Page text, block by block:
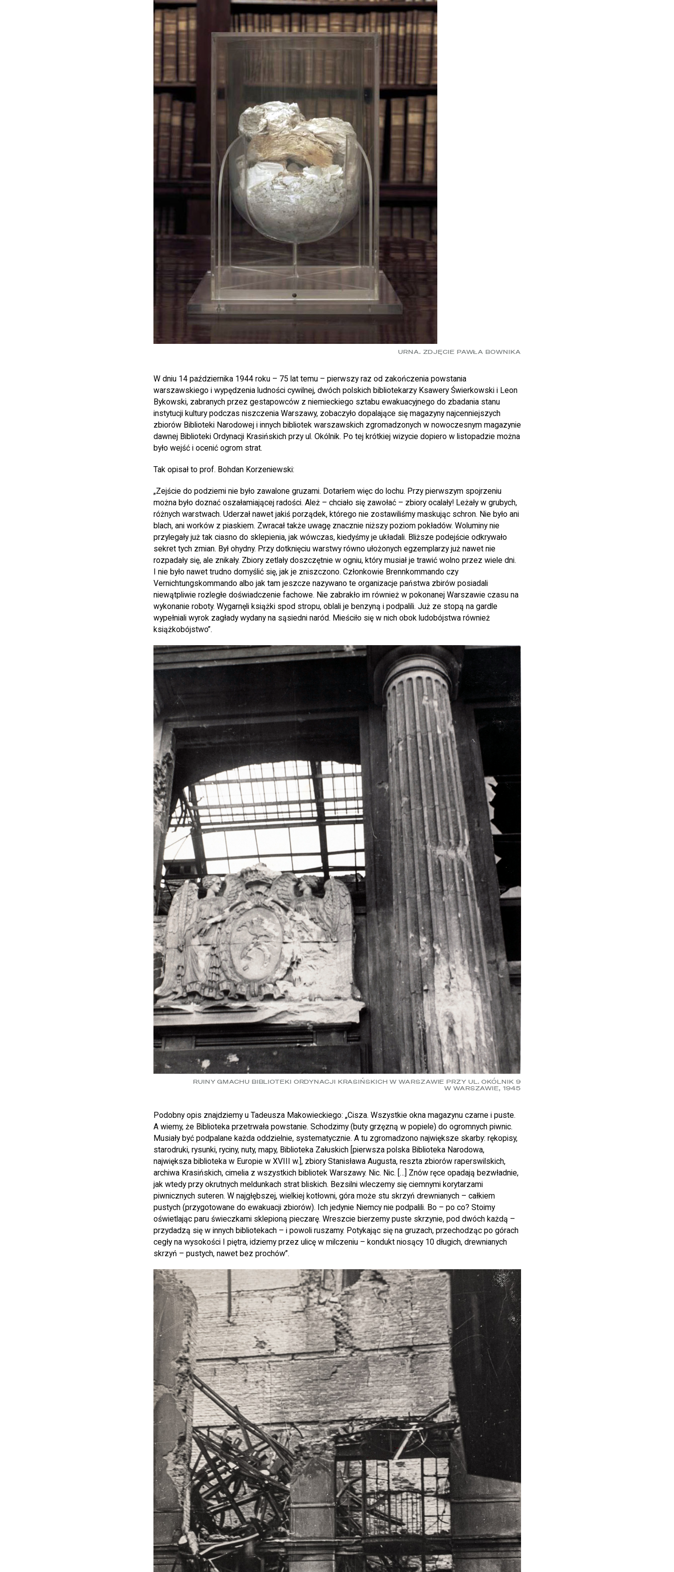
URNA. ZDJĘCIE PAWŁA BOWNIKA
W dniu 14 października 1944 roku – 75 lat temu – pierwszy raz od zakończenia powstania
warszawskiego i wypędzenia ludności cywilnej, dwóch polskich bibliotekarzy Ksawery Świerkowski i Leon
Bykowski, zabranych przez gestapowców z niemieckiego sztabu ewakuacyjnego do zbadania stanu
instytucji kultury podczas niszczenia Warszawy, zobaczyło dopalające się magazyny najcenniejszych
zbiorów Biblioteki Narodowej i innych bibliotek warszawskich zgromadzonych w nowoczesnym magazynie
dawnej Biblioteki Ordynacji Krasińskich przy ul. Okólnik. Po tej krótkiej wizycie dopiero w listopadzie można
było wejść i ocenić ogrom strat.
Tak opisał to prof. Bohdan Korzeniewski:
„Zejście do podziemi nie było zawalone gruzami. Dotarłem więc do lochu. Przy pierwszym spojrzeniu
można było doznać oszałamiającej radości. Ależ – chciało się zawołać – zbiory ocalały! Leżały w grubych,
różnych warstwach. Uderzał nawet jakiś porządek, którego nie zostawiliśmy maskując schron. Nie było ani
blach, ani worków z piaskiem. Zwracał także uwagę znacznie niższy poziom pokładów. Woluminy nie
przylegały już tak ciasno do sklepienia, jak wówczas, kiedyśmy je układali. Bliższe podejście odkrywało
sekret tych zmian. Był ohydny. Przy dotknięciu warstwy równo ułożonych egzemplarzy już nawet nie
rozpadały się, ale znikały. Zbiory zetlały doszczętnie w ogniu, który musiał je trawić wolno przez wiele dni.
I nie było nawet trudno domyślić się, jak je zniszczono. Członkowie Brennkommando czy
Vernichtungskommando albo jak tam jeszcze nazywano te organizacje państwa zbirów posiadali
niewątpliwie rozległe doświadczenie fachowe. Nie zabrakło im również w pokonanej Warszawie czasu na
wykonanie roboty. Wygarnęli książki spod stropu, oblali je benzyną i podpalili. Już ze stopą na gardle
wypełniali wyrok zagłady wydany na sąsiedni naród. Mieściło się w nich obok ludobójstwa również
książkobójstwo”.
RUINY GMACHU BIBLIOTEKI ORDYNACJI KRASIŃSKICH W WARSZAWIE PRZY UL. OKÓLNIK 9
W WARSZAWIE, 1945
Podobny opis znajdziemy u Tadeusza Makowieckiego: „Cisza. Wszystkie okna magazynu czarne i puste.
A wiemy, że Biblioteka przetrwała powstanie. Schodzimy (buty grzęzną w popiele) do ogromnych piwnic.
Musiały być podpalane każda oddzielnie, systematycznie. A tu zgromadzono największe skarby: rękopisy,
starodruki, rysunki, ryciny, nuty, mapy, Biblioteka Załuskich [pierwsza polska Biblioteka Narodowa,
największa biblioteka w Europie w XVIII w.], zbiory Stanisława Augusta, reszta zbiorów raperswilskich,
archiwa Krasińskich, cimelia z wszystkich bibliotek Warszawy. Nic. Nic. […] Znów ręce opadają bezwładnie,
jak wtedy przy okrutnych meldunkach strat bliskich. Bezsilni wleczemy się ciemnymi korytarzami
piwnicznych suteren. W najgłębszej, wielkiej kotłowni, góra może stu skrzyń drewnianych – całkiem
pustych (przygotowane do ewakuacji zbiorów). Ich jedynie Niemcy nie podpalili. Bo – po co? Stoimy
oświetlając paru świeczkami sklepioną pieczarę. Wreszcie bierzemy puste skrzynie, pod dwóch każdą –
przydadzą się w innych bibliotekach – i powoli ruszamy. Potykając się na gruzach, przechodząc po górach
cegły na wysokości I piętra, idziemy przez ulicę w milczeniu – kondukt niosący 10 długich, drewnianych
skrzyń – pustych, nawet bez prochów”.